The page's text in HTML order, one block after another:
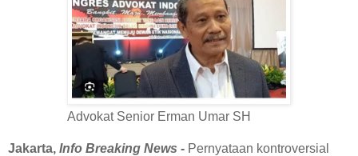
Advokat Senior Erman Umar SH
Jakarta, Info Breaking News - Pernyataan kontroversial